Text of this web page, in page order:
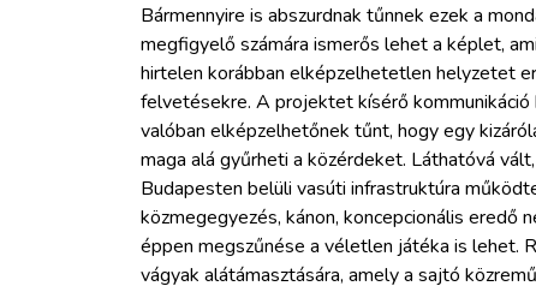
Bármennyire is abszurdnak tűnnek ezek a
megfigyelő számára ismerős lehet a képlet,
hirtelen korábban elképzelhetetlen helyzetet
felvetésekre. A projektet kísérő
valóban elképzelhetőnek tűnt, hogy egy
maga alá gyűrheti a közérdeket. Láthatóvá
Budapesten belüli vasúti infrastruktúra
közmegegyezés, kánon, koncepcionális eredő
éppen megszűnése a véletlen játéka is lehet.
vágyak alátámasztására, amely a sajtó